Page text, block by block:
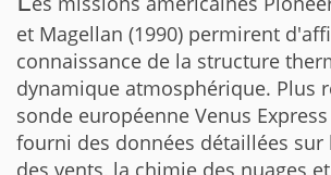
et Magellan (1990) permirent
connaissance de la structure
dynamique atmosphérique. Plus
sonde européenne Venus Express
fourni des données détaillées